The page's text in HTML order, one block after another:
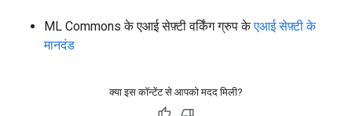
ML Commons के एआई सेफ़्टी वर्किंग ग्रुप केएआई सेफ़्टी के
मानदंड
क्या इस कॉन्टेंट से आपको मदद मिली?